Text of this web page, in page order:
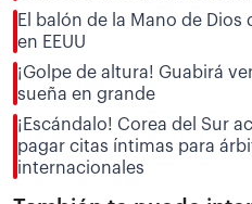
El balón de la Mano de Dios
en EEUU
¡Golpe de altura! Guabirá
sueña en grande
¡Escándalo! Corea del Sur
pagar citas íntimas para
internacionales